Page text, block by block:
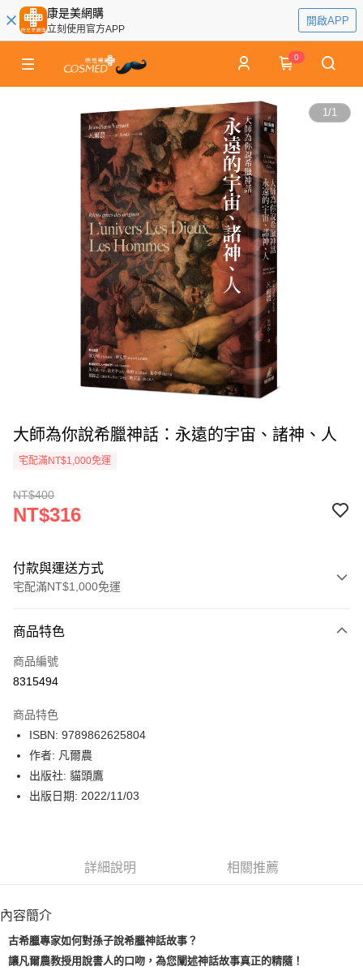
康是美網購
立刻使用官方APP
開啟APP
0
1/1
大師為你說希臘神話：永遠的宇宙、諸神、人
宅配滿NT$1,000免運
NT$400
NT$316
付款與運送方式
宅配滿NT$1,000免運
icash Pay
信用卡一次付款
LINE Pay
Apple Pay
街口支付
博客來商品配送方式
每筆NT$80，滿NT$1,000(含以上)免運費
商品特色
商品編號
8315494
商品特色
ISBN: 9789862625804
作者: 凡爾農
出版社: 貓頭鷹
出版日期: 2022/11/03
詳細說明 相關推薦
內容簡介
古希臘專家如何對孫子說希臘神話故事？
讓凡爾農教授用說書人的口吻，為您闡述神話故事真正的精隨！